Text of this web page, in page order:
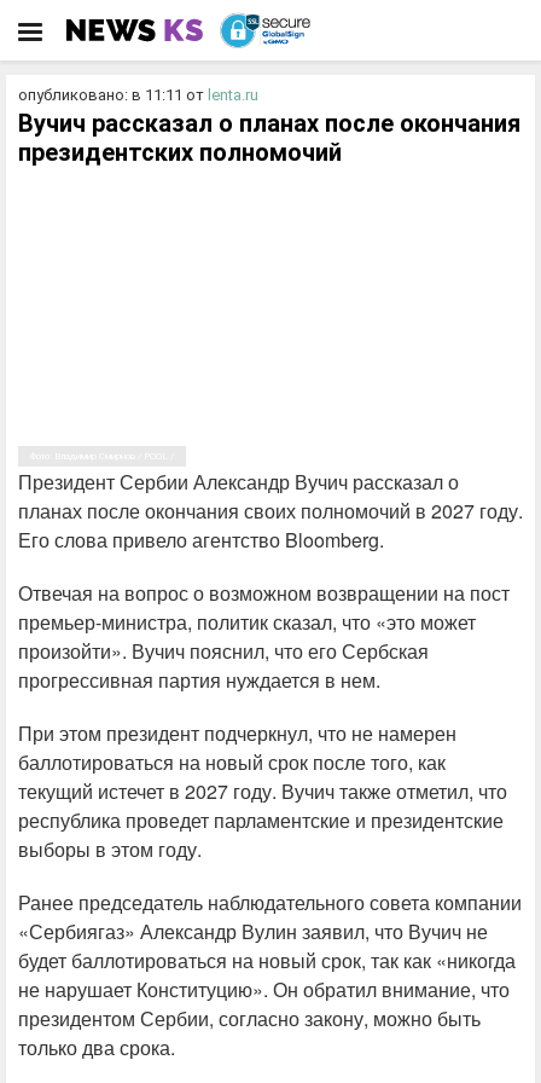
опубликовано: в 11:11 от lenta.ru
Вучич рассказал о планах после окончания
президентских полномочий
Президент Сербии Александр Вучич рассказал о
планах после окончания своих полномочий в 2027 году.
Его слова привело агентство Bloomberg.
Отвечая на вопрос о возможном возвращении на пост
премьер-министра, политик сказал, что «это может
произойти». Вучич пояснил, что его Сербская
прогрессивная партия нуждается в нем.
При этом президент подчеркнул, что не намерен
баллотироваться на новый срок после того, как
текущий истечет в 2027 году. Вучич также отметил, что
республика проведет парламентские и президентские
выборы в этом году.
Ранее председатель наблюдательного совета компании
«Сербиягаз» Александр Вулин заявил, что Вучич не
будет баллотироваться на новый срок, так как «никогда
не нарушает Конституцию». Он обратил внимание, что
президентом Сербии, согласно закону, можно быть
только два срока.